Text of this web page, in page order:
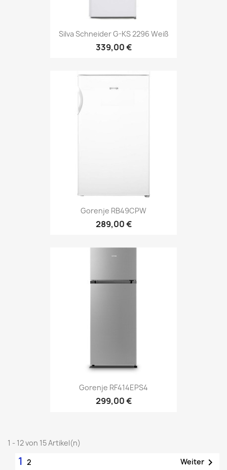
Silva Schneider G-KS 2296 Weiß
339,00 €
Gorenje RB49CPW
289,00 €
Gorenje RF414EPS4
299,00 €
1 - 12 von 15 Artikel(n)
1 2 Weiter 